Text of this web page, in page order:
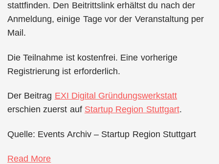
stattfinden. Den Beitrittslink erhältst du nach der
Anmeldung, einige Tage vor der Veranstaltung per
Mail.
Die Teilnahme ist kostenfrei. Eine vorherige
Registrierung ist erforderlich.
Der Beitrag EXI Digital Gründungswerkstatt
erschien zuerst auf Startup Region Stuttgart.
Quelle: Events Archiv – Startup Region Stuttgart
Read More